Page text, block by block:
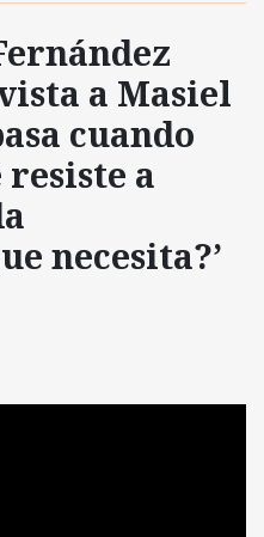
a Masiel
cuando
a
necesita?’